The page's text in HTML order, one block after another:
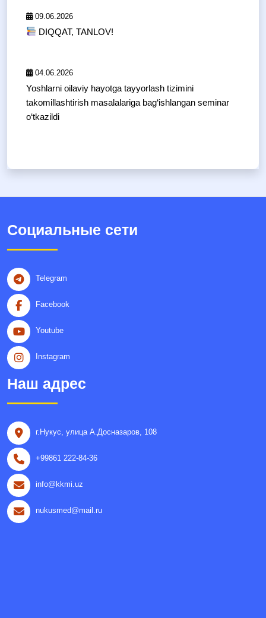
09.06.2026
DIQQAT, TANLOV!
04.06.2026
Yoshlarni oilaviy hayotga tayyorlash tizimini
takomillashtirish masalalariga bag‘ishlangan seminar
o‘tkazildi
Социальные сети
Telegram
Facebook
Youtube
Instagram
Наш адрес
г.Нукус, улица A.Досназаров, 108
+99861 222-84-36
info@kkmi.uz
nukusmed@mail.ru